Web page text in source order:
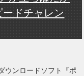
ードチャレン
ウンロードソフト『ポ